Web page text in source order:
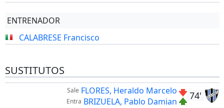
ENTRENADOR
CALABRESE Francisco
SUSTITUTOS
74'
Sale FLORES, Heraldo Marcelo
Entra BRIZUELA, Pablo Damian